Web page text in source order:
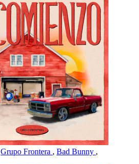
Grupo Frontera , Bad Bunny ,